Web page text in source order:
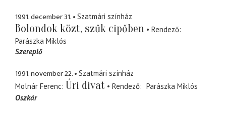
1991. december 31. Szatmári színház
Bolondok közt, szűk cipőben
Rendező
Parászka Miklós
Szereplő
1991. november 22.
Szatmári színház
Molnár Ferenc Úri divat Rendező
Parászka Miklós
Oszkár